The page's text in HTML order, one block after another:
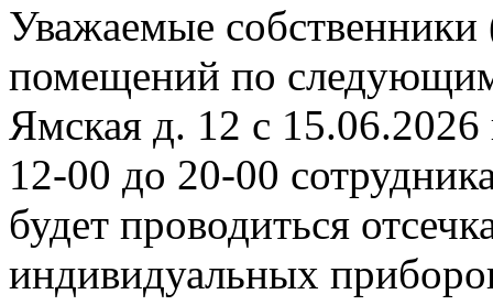
Уважаемые
помещений по
Ямская д. 12 с
12-00 до 20-00
будет проводиться
индивидуальных